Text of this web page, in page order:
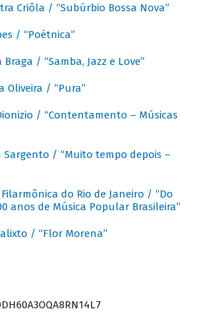
Criôla / “Subúrbio Bossa Nova”
/ “Poétnica”
Braga / “Samba, Jazz e Love”
Oliveira / “Pura”
/ “Contentamento – Músicas
Sargento / “Muito tempo depois –
do Rio de Janeiro / “Do
anos de Música Popular Brasileira”
/ “Flor Morena”